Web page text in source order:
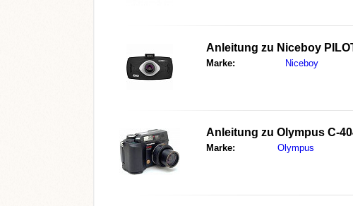
Anleitung zu Niceboy
Marke: Niceboy
Anleitung zu Olympus C-
Marke: Olympus